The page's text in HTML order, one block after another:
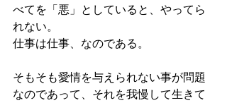
べてを「悪」としていると、やってら
れない。
仕事は仕事、なのである。
そもそも愛情を与えられない事が問題
なのであって、それを我慢して生きて